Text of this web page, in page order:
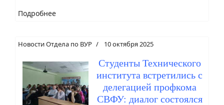
Подробнее
Новости Отдела по ВУР 10 октября 2025
Студенты Технического
института встретились с
делегацией профкома
СВФУ: диалог состоялся